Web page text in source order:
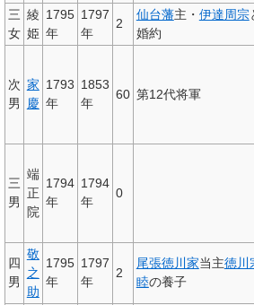
三
女
綾
姫
1795
年
1797
年
2
仙台藩主・ 伊達周宗
婚約
次
男
家
慶
1793
年
1853
年
60 第12代将軍
三
男
端
正
院
1794
年
1794
年
0
四
男
敬
之
助
1795
年
1797
年
2
尾張徳川家当主徳川
睦の養子